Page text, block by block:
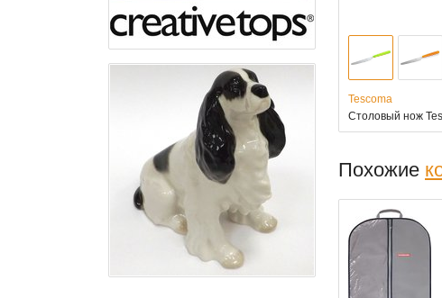
Tescoma
Столовый нож
Похожие